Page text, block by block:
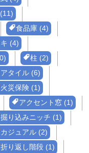
食品庫 (4)
(4)
柱 (2)
タイル (6)
火災保険 (1)
アクセント窓 (1)
掘り込みニッチ (1)
カジュアル (2)
折り返し階段 (1)